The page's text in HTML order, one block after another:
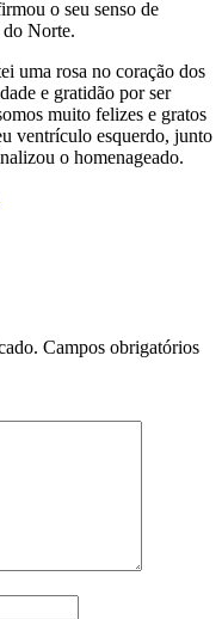
o seu senso de
Norte.
uma rosa no coração dos
e gratidão por ser
muito felizes e gratos
ventrículo esquerdo, junto
o homenageado.
Campos obrigatórios